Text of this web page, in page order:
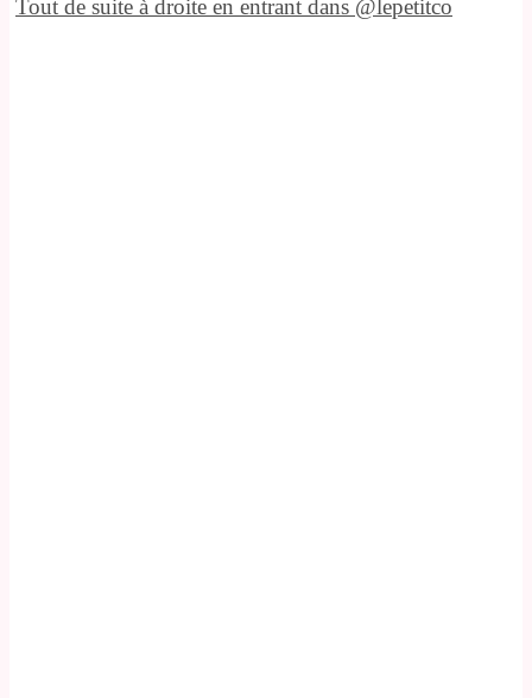
Tout de suite à droite en entrant dans @lepetitco